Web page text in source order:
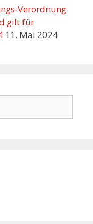
Verordnung
gilt für
11. Mai 2024